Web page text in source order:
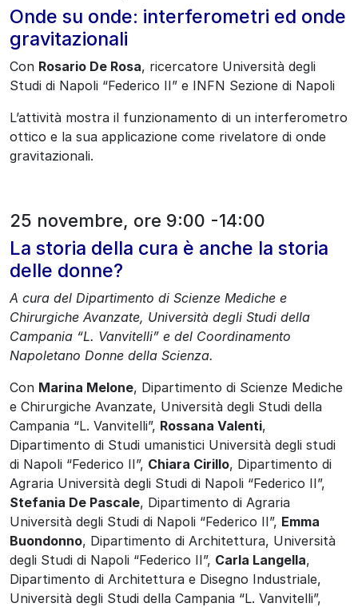
Onde su onde: interferometri ed onde
gravitazionali
Con Rosario De Rosa, ricercatore Università degli
Studi di Napoli “Federico II” e INFN Sezione di Napoli
L’attività mostra il funzionamento di un interferometro
ottico e la sua applicazione come rivelatore di onde
gravitazionali.
25 novembre, ore 9:00 -14:00
La storia della cura è anche la storia
delle donne?
A cura del Dipartimento di Scienze Mediche e
Chirurgiche Avanzate, Università degli Studi della
Campania “L. Vanvitelli” e del Coordinamento
Napoletano Donne della Scienza.
Con Marina Melone, Dipartimento di Scienze Mediche
e Chirurgiche Avanzate, Università degli Studi della
Campania “L. Vanvitelli”, Rossana Valenti,
Dipartimento di Studi umanistici Università degli studi
di Napoli “Federico II”, Chiara Cirillo, Dipartimento di
Agraria Università degli Studi di Napoli “Federico II”,
Stefania De Pascale, Dipartimento di Agraria
Università degli Studi di Napoli “Federico II”, Emma
Buondonno, Dipartimento di Architettura, Università
degli Studi di Napoli “Federico II”, Carla Langella,
Dipartimento di Architettura e Disegno Industriale,
Università degli Studi della Campania “L. Vanvitelli”,